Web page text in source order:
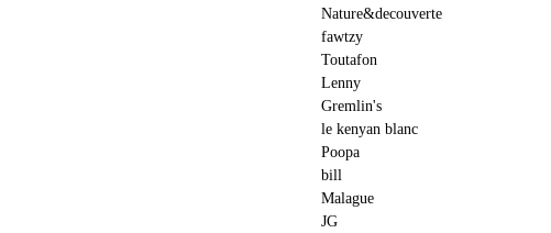
Nature&decouverte
fawtzy
Toutafon
Lenny
Gremlin's
le kenyan blanc
Poopa
bill
Malague
JG